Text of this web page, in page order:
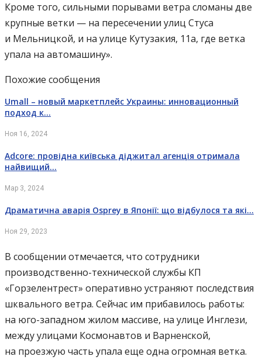
Кроме того, сильными порывами ветра сломаны две
крупные ветки — на пересечении улиц Стуса
и Мельницкой, и на улице Кутузакия, 11а, где ветка
упала на автомашину».
Похожие сообщения
Umall – новый маркетплейс Украины: инновационный
подход к…
Ноя 16, 2024
Adcore: провідна київська діджитал агенція отримала
найвищий…
Мар 3, 2024
Драматична аварія Osprey в Японії: що відбулося та які…
Ноя 29, 2023
В сообщении отмечается, что сотрудники
производственно-технической службы КП
«Горзелентрест» оперативно устраняют последствия
шквального ветра. Сейчас им прибавилось работы:
на юго-западном жилом массиве, на улице Инглези,
между улицами Космонавтов и Варненской,
на проезжую часть упала еще одна огромная ветка.